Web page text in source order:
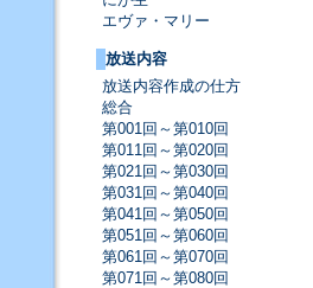
エヴァ・マリー
放送内容
放送内容作成の仕方
総合
第001回～第010回
第011回～第020回
第021回～第030回
第031回～第040回
第041回～第050回
第051回～第060回
第061回～第070回
第071回～第080回